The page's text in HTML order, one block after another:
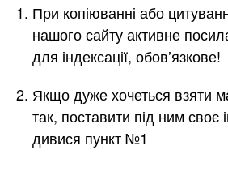
При копіюванні або
нашого сайту активне
для індексації, обов’язкове!
Якщо дуже хочеться взяти
так, поставити під ним своє
дивися пункт №1